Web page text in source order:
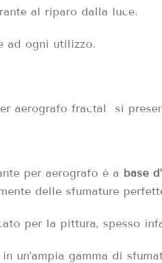
al riparo dalla luce.
ad ogni utilizzo.
aerografo fractal si
per aerografo è a base
delle sfumature
per la pittura, spesso
in un’ampia gamma di